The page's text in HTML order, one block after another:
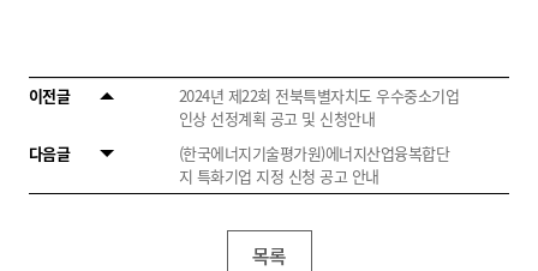
이전글
2024년 제22회 전북특별자치도 우수중소기업
인상 선정계획 공고 및 신청안내
다음글
(한국에너지기술평가원)에너지산업융복합단
지 특화기업 지정 신청 공고 안내
목록